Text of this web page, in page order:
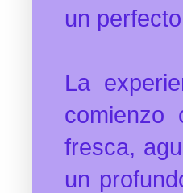
un
La
comienzo
fresca,
un